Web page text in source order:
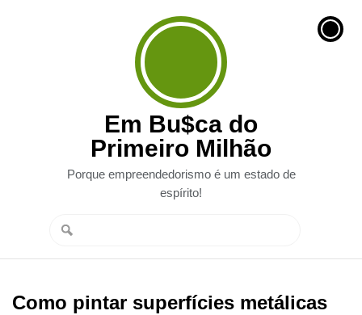
Em Bu$ca do
Primeiro Milhão
Porque empreendedorismo é um estado de
espírito!
Como pintar superfícies metálicas